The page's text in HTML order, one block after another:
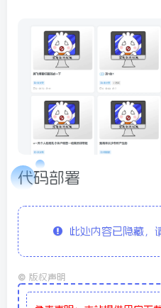
代码部署
此处内容已隐藏，
© 版权声明